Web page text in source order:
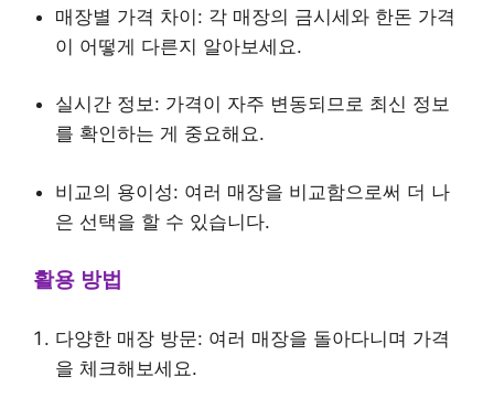
매장별 가격 차이: 각 매장의 금시세와 한돈 가격
이 어떻게 다른지 알아보세요.
실시간 정보: 가격이 자주 변동되므로 최신 정보
를 확인하는 게 중요해요.
비교의 용이성: 여러 매장을 비교함으로써 더 나
은 선택을 할 수 있습니다.
활용 방법
다양한 매장 방문: 여러 매장을 돌아다니며 가격
을 체크해보세요.